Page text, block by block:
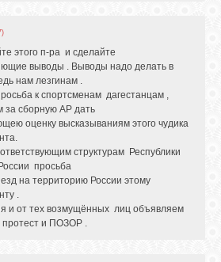
этого п-ра и сделайте
выводы . Выводы надо делать в
нам лезгинам .
к спортсменам дагестанцам ,
за сборную АР дать
оценку высказываниям этого чудика
структурам Республики
просьба
на территорию России этому
.
и от тех возмущённых лиц объявляем
протест и ПОЗОР .